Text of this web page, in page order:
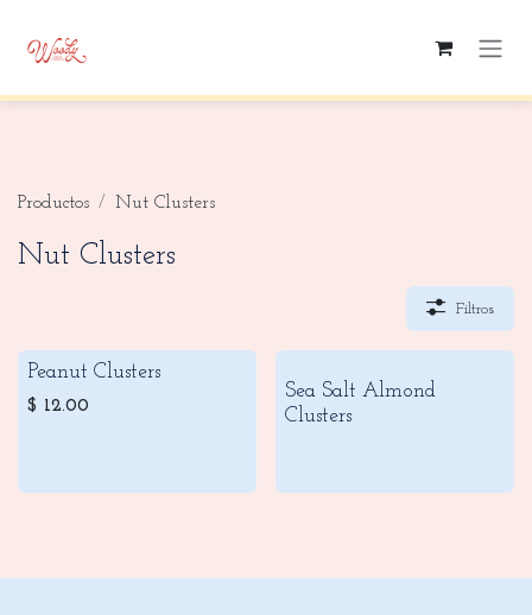
Productos Nut Clusters
Nut Clusters
Filtros
Peanut Clusters
$ 12.00
Sea Salt Almond
Clusters